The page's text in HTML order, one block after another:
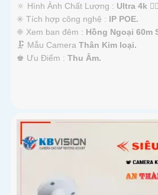
🔅 Hình Ành Chất Lượng : Ultra 4k
✳️ Tích hợp công nghệ : IP POE.
❈ Xem ban đêm : Hồng Ngoại 60m
🗜️ Mẫu Camera Thân Kim loại.
️♚ Ưu Điểm : Thu Âm.